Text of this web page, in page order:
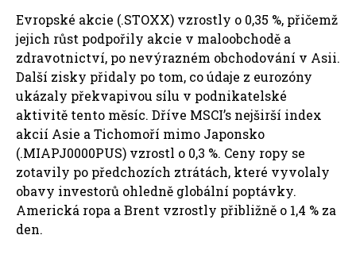
Evropské akcie (.STOXX) vzrostly o 0,35 %, přičemž
jejich růst podpořily akcie v maloobchodě a
zdravotnictví, po nevýrazném obchodování v Asii.
Další zisky přidaly po tom, co údaje z eurozóny
ukázaly překvapivou sílu v podnikatelské
aktivitě tento měsíc. Dříve MSCI’s nejširší index
akcií Asie a Tichomoří mimo Japonsko
(.MIAPJ0000PUS) vzrostl o 0,3 %. Ceny ropy se
zotavily po předchozích ztrátách, které vyvolaly
obavy investorů ohledně globální poptávky.
Americká ropa a Brent vzrostly přibližně o 1,4 % za
den.